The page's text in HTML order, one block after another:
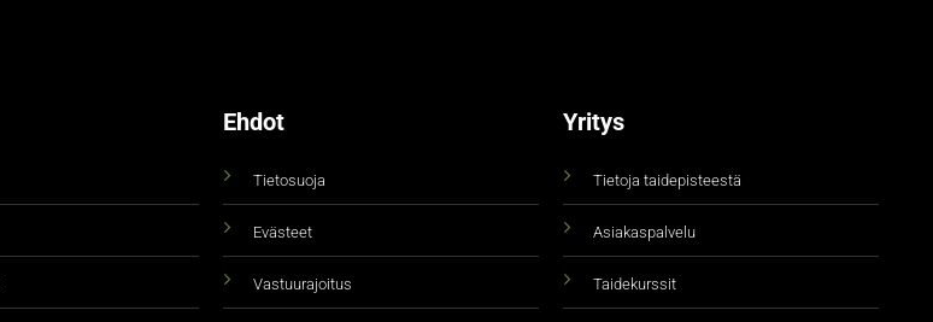
Ehdot
Tietosuoja
Evästeet
Vastuurajoitus
Yritys
Tietoja taidepisteestä
Asiakaspalvelu
Taidekurssit